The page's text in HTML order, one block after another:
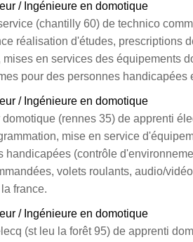
/ Ingénieure en domotique
(chantilly 60) de technico
réalisation d'études, prescriptions
mises en services des équipements
pour des personnes handicapées
/ Ingénieure en domotique
domotique (rennes 35) de apprenti
mise en service
handicapées (contrôle
volets roulants, audio/
france.
/ Ingénieure en domotique
(st leu la forêt 95) de apprenti